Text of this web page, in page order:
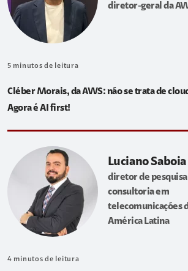
diretor-geral da
5 minutos de leitura
Cléber Morais, da AWS: não se trata de
Agora é AI first!
Luciano Saboia
diretor de pesquisa
consultoria em
telecomunicações
América Latina
4 minutos de leitura